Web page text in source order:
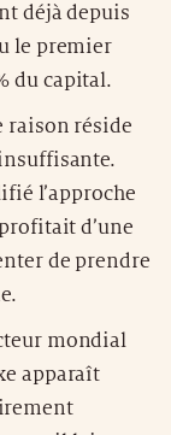
déjà depuis
le premier
du capital.
raison réside
l’approche
d’une
de prendre
mondial
apparaît